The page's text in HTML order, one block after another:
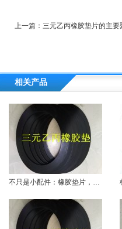
上一篇： 三元乙丙橡胶垫片的主
相关产品
不只是小配件：橡胶垫片，大作用！